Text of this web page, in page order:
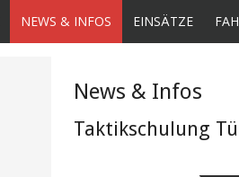
NEWS & INFOS EINSÄTZE
News & Infos
Taktikschulung